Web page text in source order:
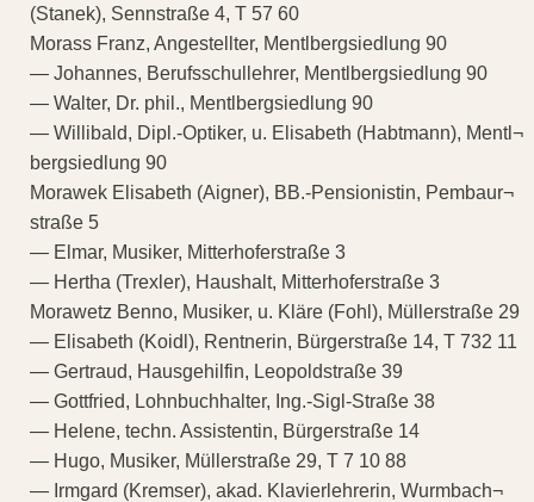
(Stanek), Sennstraße 4, T 57 60
Morass Franz, Angestellter, Mentlbergsiedlung 90
— Johannes, Berufsschullehrer, Mentlbergsiedlung 90
— Walter, Dr. phil., Mentlbergsiedlung 90
— Willibald, Dipl.-Optiker, u. Elisabeth (Habtmann), Mentl¬
bergsiedlung 90
Morawek Elisabeth (Aigner), BB.-Pensionistin, Pembaur¬
straße 5
— Elmar, Musiker, Mitterhoferstraße 3
— Hertha (Trexler), Haushalt, Mitterhoferstraße 3
Morawetz Benno, Musiker, u. Kläre (Fohl), Müllerstraße 29
— Elisabeth (Koidl), Rentnerin, Bürgerstraße 14, T 732 11
— Gertraud, Hausgehilfin, Leopoldstraße 39
— Gottfried, Lohnbuchhalter, Ing.-Sigl-Straße 38
— Helene, techn. Assistentin, Bürgerstraße 14
— Hugo, Musiker, Müllerstraße 29, T 7 10 88
— Irmgard (Kremser), akad. Klavierlehrerin, Wurmbach¬